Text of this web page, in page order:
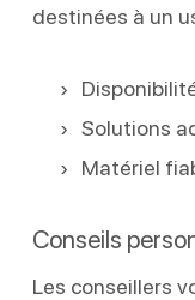
destinées à un
Solutions
Matériel
Conseils
Les conseillers